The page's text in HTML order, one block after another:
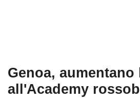
Genoa,
all'Academy